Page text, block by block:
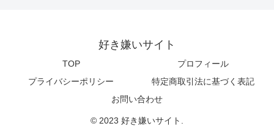
好き嫌いサイト
TOP
プロフィール
プライバシーポリシー
特定商取引法に基づく表記
お問い合わせ
© 2023 好き嫌いサイト.